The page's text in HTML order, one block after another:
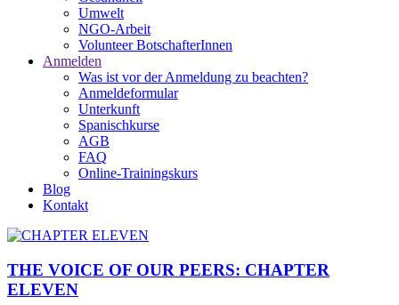
Umwelt
NGO-Arbeit
Volunteer BotschafterInnen
Anmelden
Was ist vor der Anmeldung zu beachten?
Anmeldeformular
Unterkunft
Spanischkurse
AGB
FAQ
Online-Trainingskurs
Blog
Kontakt
THE VOICE OF OUR PEERS: CHAPTER
ELEVEN